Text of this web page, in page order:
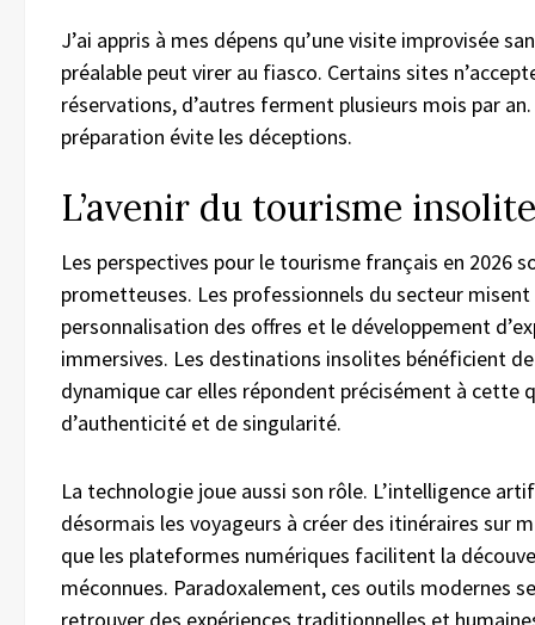
J’ai appris à mes dépens qu’une visite improvisée
préalable peut virer au fiasco. Certains sites
réservations, d’autres ferment plusieurs mois par
préparation évite les déceptions.
L’avenir du tourisme insolite
Les perspectives pour le tourisme français en 2026
prometteuses. Les professionnels du secteur misent
personnalisation des offres et le développement
immersives. Les destinations insolites bénéficient
dynamique car elles répondent précisément à cette
d’authenticité et de singularité.
La technologie joue aussi son rôle. L’intelligence
désormais les voyageurs à créer des itinéraires sur
que les plateformes numériques facilitent la
méconnues. Paradoxalement, ces outils modernes